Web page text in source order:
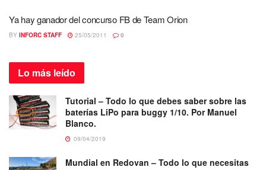
Ya hay ganador del concurso FB de Team Orion
BY INFORC STAFF 25/05/2011 0
Lo más leído
Tutorial – Todo lo que debes saber sobre las
baterías LiPo para buggy 1/10. Por Manuel
Blanco.
09/04/2019
Mundial en Redovan – Todo lo que necesitas